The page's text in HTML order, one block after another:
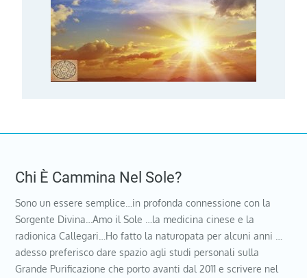
Chi È Cammina Nel Sole?
Sono un essere semplice…in profonda connessione con la
Sorgente Divina…Amo il Sole …la medicina cinese e la
radionica Callegari…Ho fatto la naturopata per alcuni anni …
adesso preferisco dare spazio agli studi personali sulla
Grande Purificazione che porto avanti dal 2011 e scrivere nel